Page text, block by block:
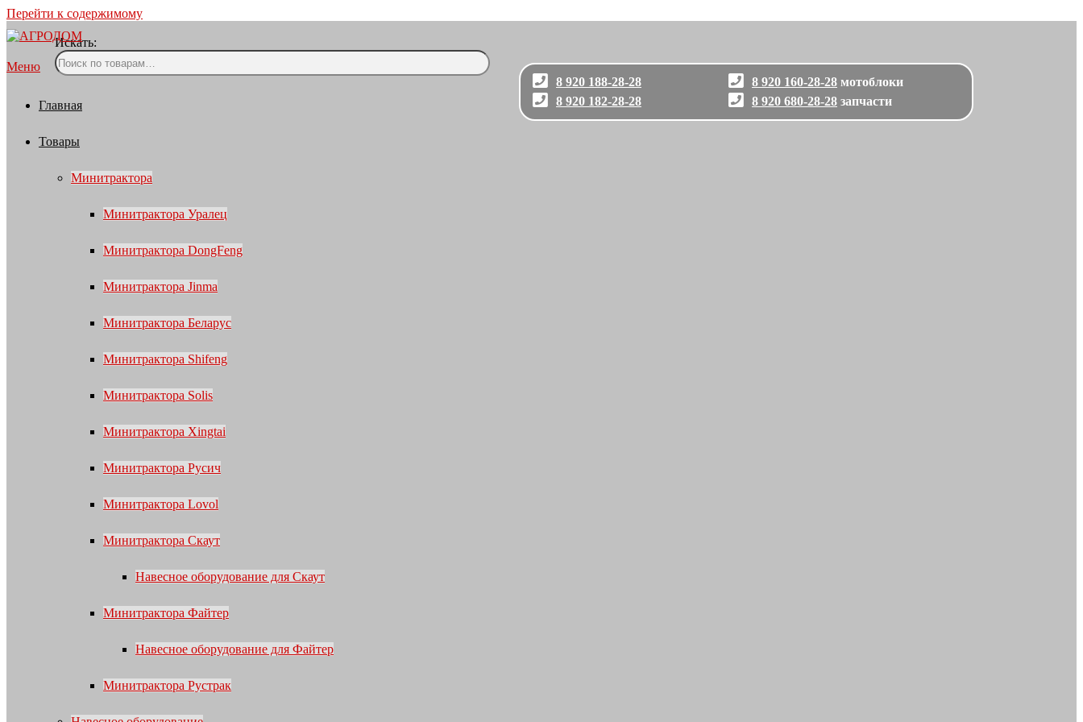
Перейти к содержимому
8 920 188-28-28
8 920 182-28-28
8 920 160-28-28 мотоблоки
8 920 680-28-28 запчасти
Искать:
Меню
Главная
Товары
Минитрактора
Минитрактора Уралец
Минитрактора DongFeng
Минитрактора Jinma
Минитрактора Беларус
Минитрактора Shifeng
Минитрактора Solis
Минитрактора Xingtai
Минитрактора Русич
Минитрактора Lovol
Минитрактора Скаут
Навесное оборудование для Скаут
Минитрактора Файтер
Навесное оборудование для Файтер
Минитрактора Рустрак